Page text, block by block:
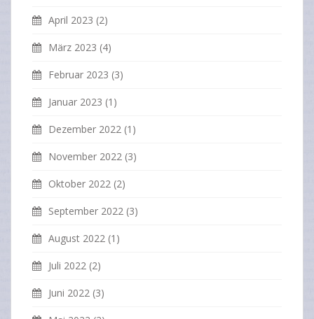
April 2023 (2)
März 2023 (4)
Februar 2023 (3)
Januar 2023 (1)
Dezember 2022 (1)
November 2022 (3)
Oktober 2022 (2)
September 2022 (3)
August 2022 (1)
Juli 2022 (2)
Juni 2022 (3)